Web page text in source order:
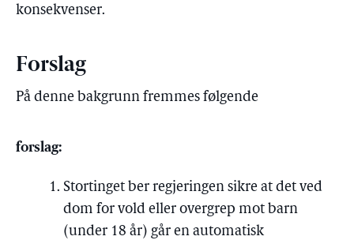
konsekvenser.
Forslag
På denne bakgrunn fremmes følgende
forslag:
Stortinget ber regjeringen sikre at det ved
dom for vold eller overgrep mot barn
(under 18 år) går en automatisk